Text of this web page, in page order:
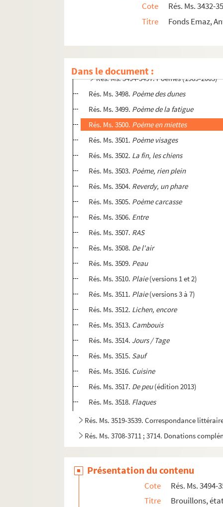
Cote
Rés. Ms. 3432-
Titre
Fonds Emaz,
Dans le document :
Rés. Ms. 3432-3493, 3553-3635. Carnets de
Rés. Ms. 3494-3518. Brouillons, états
Rés. Ms. 3494-3497. Poèmes (1989-2003)
Rés. Ms. 3498. Poème des dunes
Rés. Ms. 3499. Poème de la fatigue
Rés. Ms. 3500. Poème en miettes
Rés. Ms. 3501. Poème visages
Rés. Ms. 3502. La fin, les chiens
Rés. Ms. 3503. Poème, rien plein
Rés. Ms. 3504. Reverdy, un phare
Rés. Ms. 3505. Poème carcasse
Rés. Ms. 3506. Entre
Rés. Ms. 3507. RAS
Rés. Ms. 3508. De l'air
Rés. Ms. 3509. Peau
Rés. Ms. 3510. Plaie(versions 1 et 2)
Rés. Ms. 3511. Plaie(versions 3 à 7)
Rés. Ms. 3512. Lichen, encore
Rés. Ms. 3513. Cambouis
Rés. Ms. 3514. Jours / Tage
Rés. Ms. 3515. Sauf
Rés. Ms. 3516. Cuisine
Rés. Ms. 3517. De peu(édition 2013)
Rés. Ms. 3518. Flaques
Rés. Ms. 3519-3539. Correspondance
Rés. Ms. 3708-3711 ; 3714. Donations
Présentation du contenu
Cote
Rés. Ms. 3494-
Titre
Brouillons,